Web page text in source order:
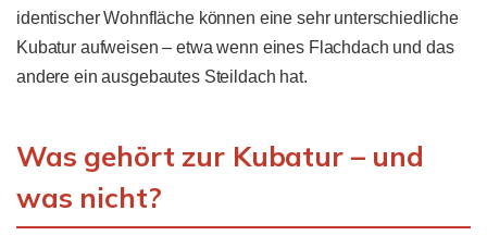
identischer Wohnfläche können eine sehr unterschiedliche
Kubatur aufweisen – etwa wenn eines Flachdach und das
andere ein ausgebautes Steildach hat.
Was gehört zur Kubatur – und
was nicht?